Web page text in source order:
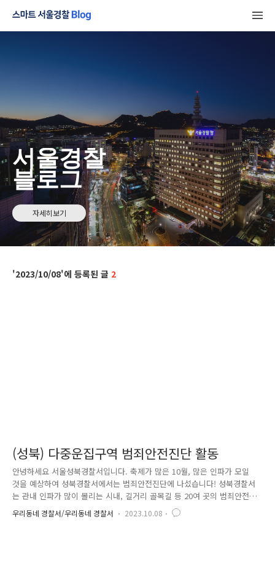
서울경찰
블로그
자세히보기
2023/10/08 2
(성북) 다중운집구역 범죄안전진단 활동
안녕하세요 서울성북경찰서입니다. 축제가 많은 10월, 많은 인파가 모일
것을 예상하여 성북경찰서에서는 범죄안전진단에 나섰습니다! 성북경찰서
는 관내 인파가 많이 몰리는 시내, 길거리 골목길 등 20여 곳의 범죄안전진
단을 하였으며 주말 지역축제가 열릴 장소에서도 순찰차 및 경찰관 상시대
기 등 안전을 위해 총동원할 것입니다. 아울러 다가올 핼러윈을 맞아, 경찰
우리동네 경찰서/우리동네 경찰서 2023.10.08